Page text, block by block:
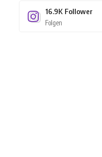
16.9K Follower
Folgen